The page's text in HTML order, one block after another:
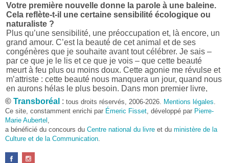
Votre première nouvelle donne la parole à une baleine.
Cela reflète-t-il une certaine sensibilité écologique ou
naturaliste ?
Plus qu’une sensibilité, une préoccupation et, là encore, un
grand amour. C’est la beauté de cet animal et de ses
congénères que je souhaite avant tout célébrer. Je sais –
par ce que je le lis et ce que je vois – que cette beauté
meurt à feu plus ou moins doux. Cette agonie me révulse et
m’attriste : cette beauté nous manquera un jour, quand nous
en aurons hélas le plus besoin. Dans mon premier livre,
j’avais pris goût à me mettre dans la peau d’une bête. Outre
l’intérêt de l’exercice littéraire, il me semble que cela peut
être un bon moyen pour transmettre certains messages.
Pourquoi avoir choisi le format des nouvelles plutôt
qu’un autre ?
D’abord parce que j’aime (décidément!) en lire !
© Transboréal : tous droits réservés, 2006-2026. Mentions légales
Ce site, constamment enrichi par Émeric Fisset , développé par Pierre-
Marie Aubertel
a bénéficié du concours du Centre national du livre et du ministère de la
Culture et de la Communication